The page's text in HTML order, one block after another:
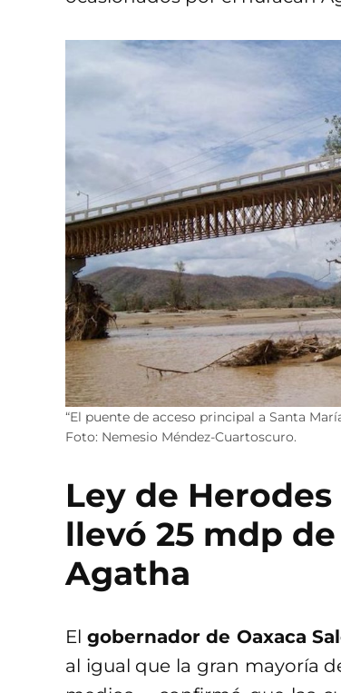
“El puente de acceso principal a Santa
Foto: Nemesio Méndez-Cuartoscuro.
Ley de
llevó 25 mdp
Agatha
El gobernador de Oaxaca
al igual que la gran mayoría